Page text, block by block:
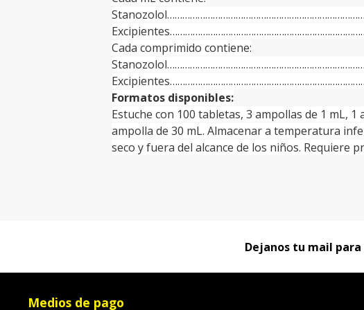
Cada comprimido contiene:
Formatos disponibles:
Estuche con 100 tabletas, 3 ampollas de 1 mL, 1
ampolla de 30 mL. Almacenar a temperatura
seco y fuera del alcance de los niños. Requiere
Dejanos tu mail
Medios de pago